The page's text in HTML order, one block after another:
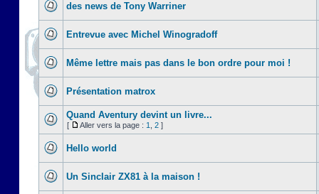
des news de Tony Warriner
Entrevue avec Michel Winogradoff
Même lettre mais pas dans le bon ordre pour moi !
Présentation matrox
Quand Aventury devint un livre...
[ Aller vers la page : 1 2 ]
Hello world
Un Sinclair ZX81 à la maison !